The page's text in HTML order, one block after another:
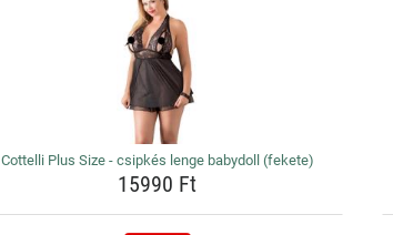
Cottelli Plus Size - csipkés lenge babydoll (fekete)
15990 Ft